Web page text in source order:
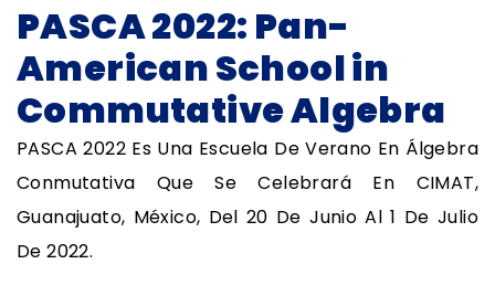
PASCA 2022: Pan-
American School in
Commutative Algebra
PASCA 2022 Es Una Escuela De Verano En Álgebra
Conmutativa Que Se Celebrará En CIMAT,
Guanajuato, México, Del 20 De Junio Al 1 De Julio
De 2022.